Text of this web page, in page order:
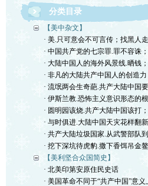
分类目录
【美中杂文】
· 美.只可意会不可言传；找黑人走
· 中国共产党的七宗罪.罪不容诛；
· 大陆中国人的海外风景线.晒钱；
· 非凡的大陆共产中国人的创造力
· 流氓两会生奇葩.共产大陆中国要
· 伊斯兰教.恐怖主义意识形态的根
· 圆明园该烧.共产大陆中国该打；
· 与时俱进.大陆中国天灾花样翻新
· 共产大陆垃圾国家.从武警部队到
· 挖下深坑待虎豹.撒下香饵吊金鳌
【美利坚合众国简史】
· 北美印第安原住民史话
· 美国革命不同于“共产中国”意义